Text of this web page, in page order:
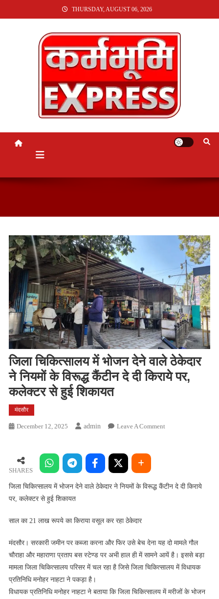
TO
THURSDAY, AUGUST 06, 2026
KARMABHUMI EXPRESS
जिला चिकित्सालय में भोजन देने वाले ठेकेदार
ने नियमों के विरूद्ध कैंटीन दे दी किराये पर,
कलेक्टर से हुई शिकायत
मंदसौर
December 12, 2025 Admin Leave A CommentOn
देने
विरूद्ध
किराये
SHARES
जिला चिकित्सालय में भोजन देने वाले ठेकेदार ने नियमों के विरूद्ध कैंटीन दे दी किराये
पर, कलेक्टर से हुई शिकायत
साल का 21 लाख रूपये का किराया वसूल कर रहा ठेकेदार
मंदसौर। सरकारी जमीन पर कब्जा करना और फिर उसे बेच देना यह दो मामले गौल
चौराहा और महाराणा प्रताप बस स्टेण्ड पर अभी हाल ही में सामने आयें है। इससे बड़ा
मामला जिला चिकित्सालय परिसर में चल रहा है जिसे जिला चिकित्सालय में विधायक
प्रतिनिधि मनोहर नाहटा ने पकड़ा है।
विधायक प्रतिनिधि मनोहर नाहटा ने बताया कि जिला चिकित्सालय में मरीजों के भोजन